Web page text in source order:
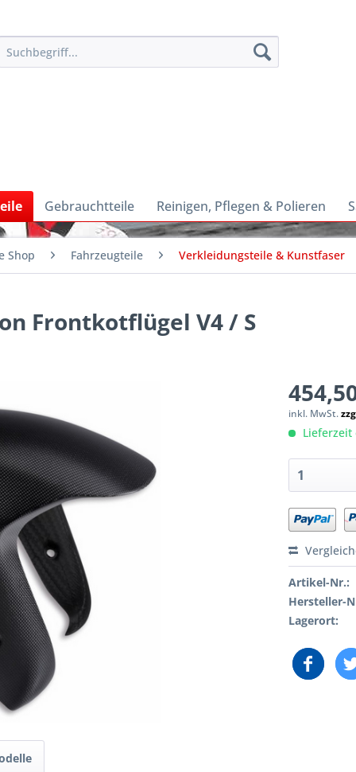
Gebrauchtteile Reinigen, Pflegen & Polieren
Shop Fahrzeugteile Verkleidungsteile & Kunstfaser
Frontkotflügel V4 / S
inkl. MwSt.
Lieferzeit
Artikel-Nr.:
Hersteller-
Lagerort: